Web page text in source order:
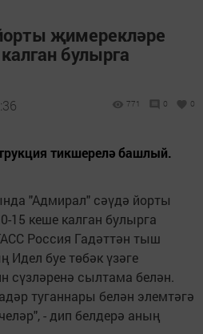
җимерекләре
булырга
771 0 0
тикшерелә башлый.
"Адмирал" сәүдә йорты
15 кеше калган булырга
Россия Гадәттән тыш
буе төбәк үзәге
сылтама белән.
туганнары белән элемтәгә
- дип белдерә аның